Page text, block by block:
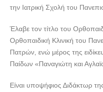
την Ιατρική Σχολή του
Έλαβε τον τίτλο του
Ορθοπαιδική Κλινική του
Πατρών, ενώ μέρος της
Παίδων «Παναγιώτη και
Είναι υποψήφιος Διδάκτωρ